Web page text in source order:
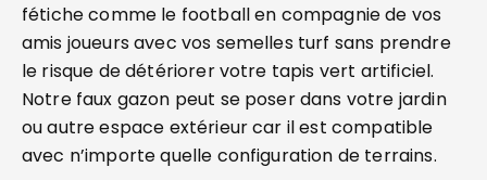
fétiche comme le football en compagnie de vos
amis joueurs avec vos semelles turf sans prendre
le risque de détériorer votre tapis vert artificiel.
Notre faux gazon peut se poser dans votre jardin
ou autre espace extérieur car il est compatible
avec n’importe quelle configuration de terrains.